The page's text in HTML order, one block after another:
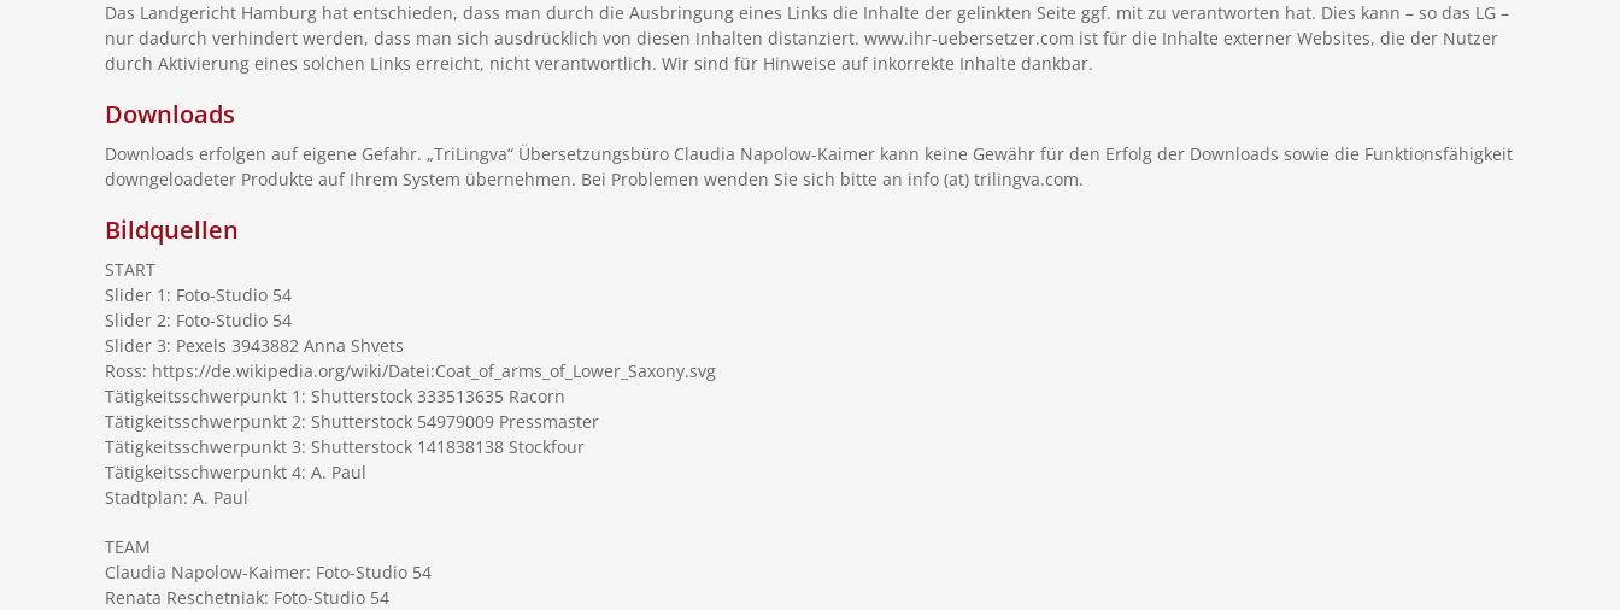
Das Landgericht Hamburg hat entschieden, dass man durch die Ausbringung eines Links die Inhalte der gelinkten Seite ggf. mit zu verantworten hat. Dies kann – so das LG –
nur dadurch verhindert werden, dass man sich ausdrücklich von diesen Inhalten distanziert. www.ihr-uebersetzer.com ist für die Inhalte externer Websites, die der Nutzer
durch Aktivierung eines solchen Links erreicht, nicht verantwortlich. Wir sind für Hinweise auf inkorrekte Inhalte dankbar.
Downloads
Downloads erfolgen auf eigene Gefahr. „TriLingva“ Übersetzungsbüro Claudia Napolow-Kaimer kann keine Gewähr für den Erfolg der Downloads sowie die Funktionsfähigkeit
downgeloadeter Produkte auf Ihrem System übernehmen. Bei Problemen wenden Sie sich bitte an info (at) trilingva.com.
Bildquellen
START
Slider 1: Foto-Studio 54
Slider 2: Foto-Studio 54
Slider 3: Pexels 3943882 Anna Shvets
Ross: https://de.wikipedia.org/wiki/Datei:Coat_of_arms_of_Lower_Saxony.svg
Tätigkeitsschwerpunkt 1: Shutterstock 333513635 Racorn
Tätigkeitsschwerpunkt 2: Shutterstock 54979009 Pressmaster
Tätigkeitsschwerpunkt 3: Shutterstock 141838138 Stockfour
Tätigkeitsschwerpunkt 4: A. Paul
Stadtplan: A. Paul
TEAM
Claudia Napolow-Kaimer: Foto-Studio 54
Renata Reschetniak: Foto-Studio 54